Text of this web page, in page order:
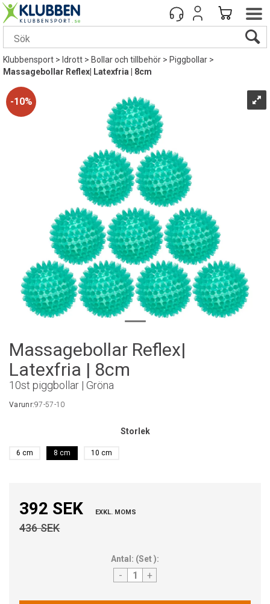
Klubbensport> Idrott>Bollar och tillbehör>Piggbollar>
Massagebollar Reflex| Latexfria | 8cm
10%
Massagebollar Reflex|
Latexfria | 8cm
10st piggbollar | Gröna
Varunr:97-57-10
Storlek
6 cm 8 cm 10 cm
392 SEK EXKL. MOMS
436 SEK
Antal: (Set):
- +